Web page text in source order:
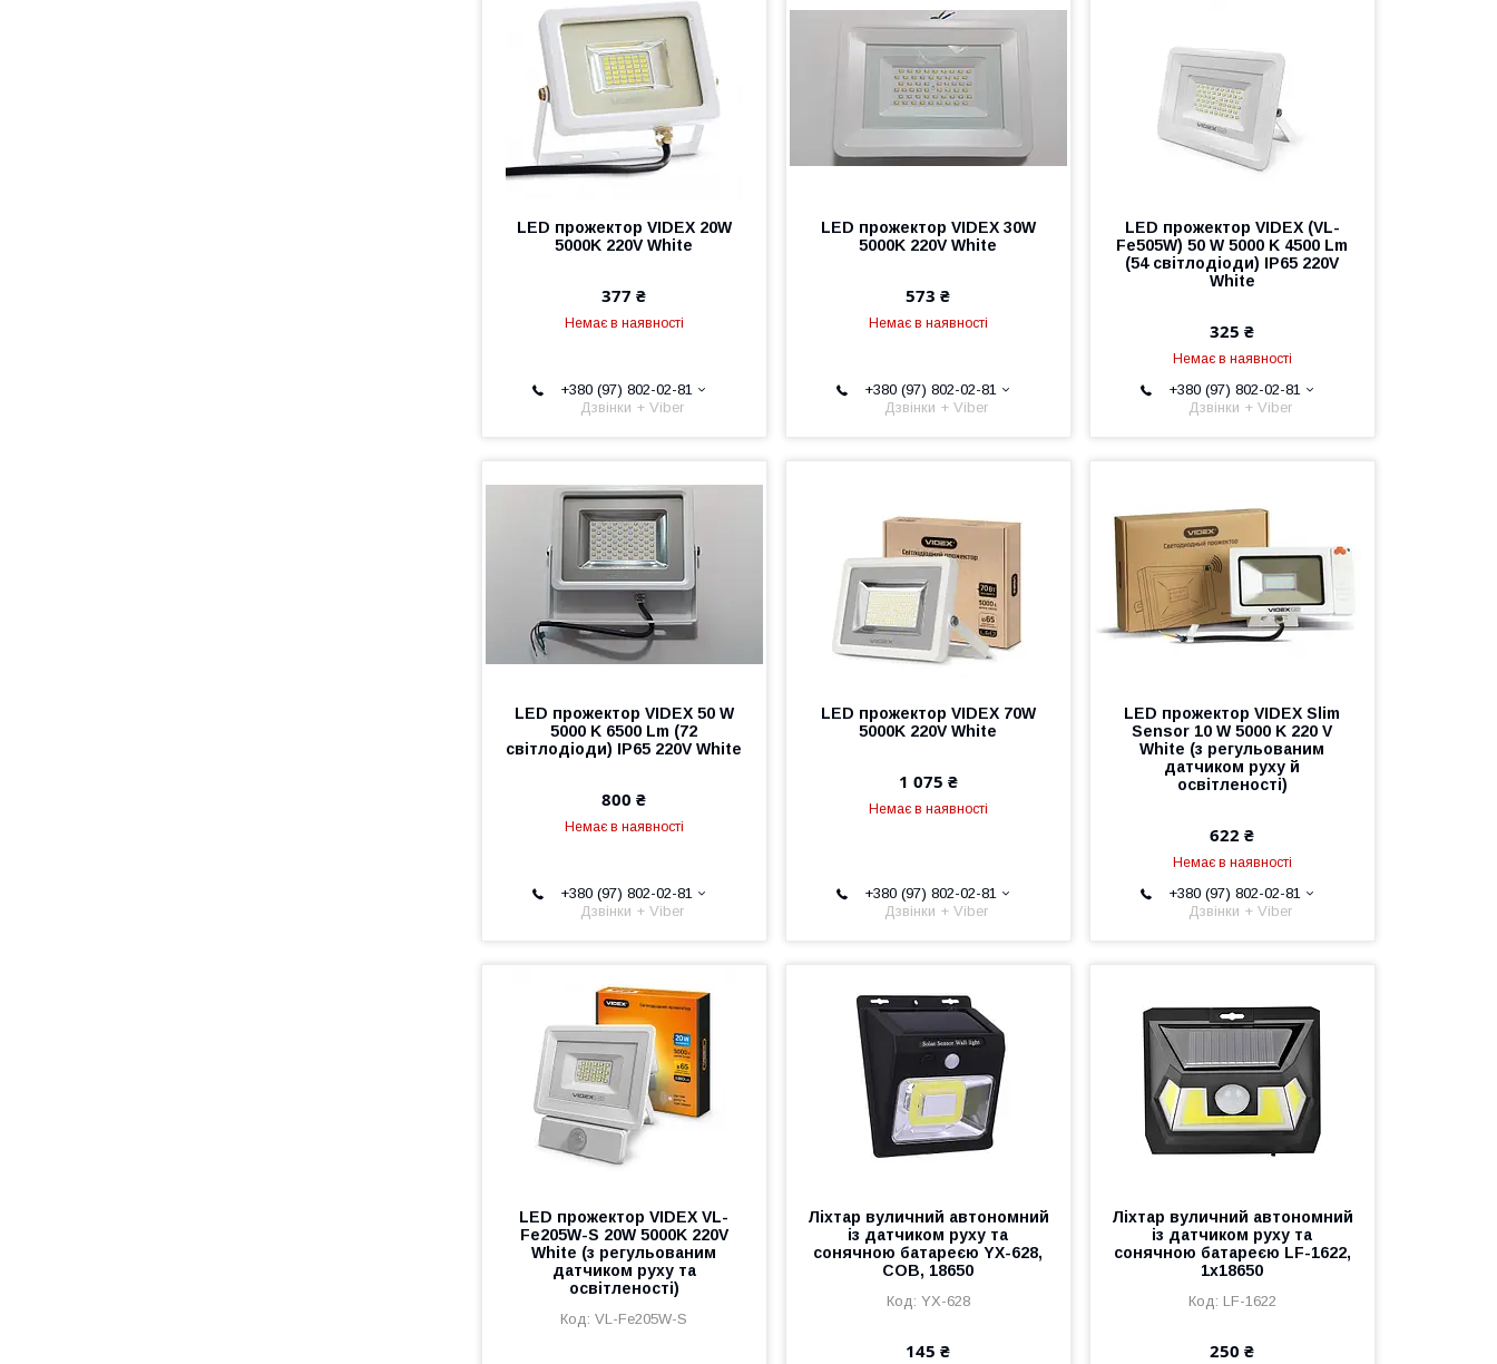
LED прожектор VIDEX 20W
5000K 220V White
377 ₴
Немає в наявності
+380 (97) 802-02-81
Дзвінки + Viber
LED прожектор VIDEX 30W
5000K 220V White
573 ₴
Немає в наявності
+380 (97) 802-02-81
Дзвінки + Viber
LED прожектор VIDEX (VL-
Fe505W) 50 W 5000 K 4500 Lm
(54 світлодіоди) IP65 220V
White
325 ₴
Немає в наявності
+380 (97) 802-02-81
Дзвінки + Viber
LED прожектор VIDEX 50 W
5000 K 6500 Lm (72
світлодіоди) IP65 220V White
800 ₴
Немає в наявності
+380 (97) 802-02-81
Дзвінки + Viber
LED прожектор VIDEX 70W
5000K 220V White
1 075 ₴
Немає в наявності
+380 (97) 802-02-81
Дзвінки + Viber
LED прожектор VIDEX Slim
Sensor 10 W 5000 K 220 V
White (з регульованим
датчиком руху й
освітленості)
622 ₴
Немає в наявності
+380 (97) 802-02-81
Дзвінки + Viber
LED прожектор VIDEX VL-
Fe205W-S 20W 5000K 220V
White (з регульованим
датчиком руху та
освітленості)
VL-Fe205W-S
Ліхтар вуличний автономний
із датчиком руху та
сонячною батареєю YX-628,
COB, 18650
YX-628
145 ₴
Ліхтар вуличний автономний
із датчиком руху та
сонячною батареєю LF-1622,
1x18650
LF-1622
250 ₴